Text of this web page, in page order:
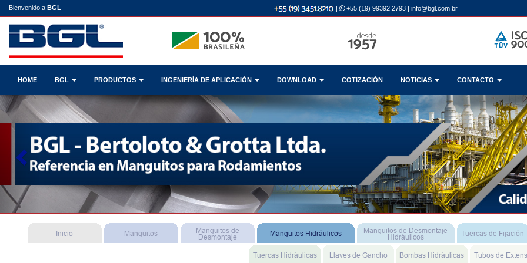
Bienvenido a BGL | +55 (19) 99392.2793 | info@bgl.com.br
HOME BGL PRODUCTOS INGENIERÍA DE APLICACIÓN DOWNLOAD COTIZACIÓN NOTICIAS CONTACTO
Previous